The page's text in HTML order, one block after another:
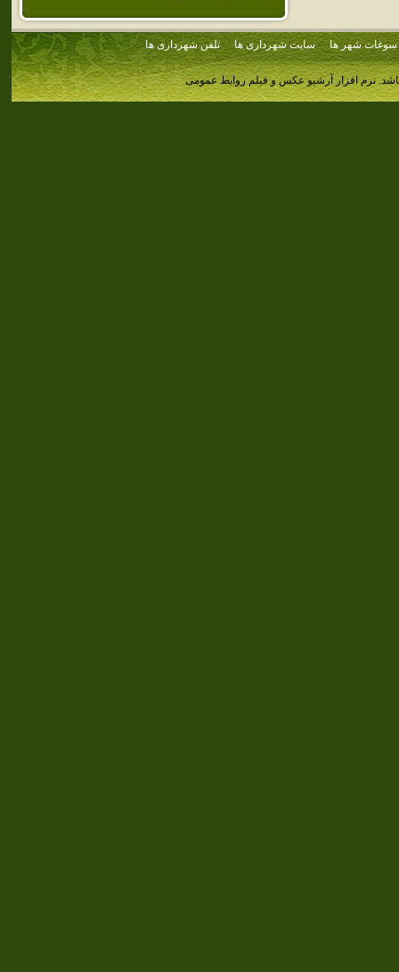
سوغات شهر ها سایت شهرداری ها تلفن شهرداری ها
نرم افزار آرشیو عکس و فیلم روابط عمومی